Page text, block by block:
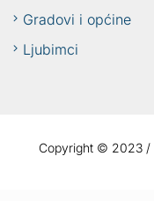
Gradovi i općine
Ljubimci
Copyright © 2023 /